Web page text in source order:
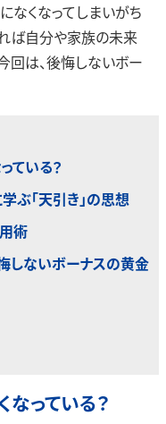
なくなってしまいがち
れば自分や家族の未来
回は、後悔しないボー
ている？
ぶ「天引き」の思想
術
悔しないボーナスの黄金
っている？